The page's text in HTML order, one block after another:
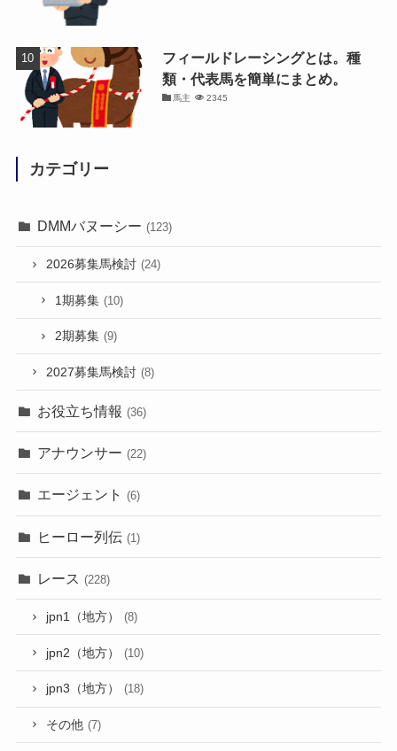
フィールドレーシングとは。種
類・代表馬を簡単にまとめ。
馬主 2345
カテゴリー
DMMバヌーシー (123)
2026募集馬検討 (24)
1期募集 (10)
2期募集 (9)
2027募集馬検討 (8)
お役立ち情報 (36)
アナウンサー (22)
エージェント (6)
ヒーロー列伝 (1)
レース (228)
jpn1（地方） (8)
jpn2（地方） (10)
jpn3（地方） (18)
その他 (7)